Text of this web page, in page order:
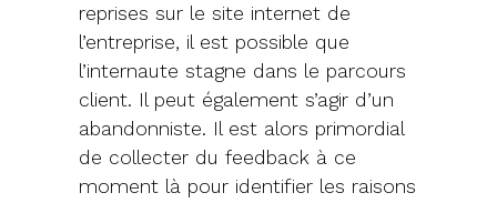
reprises sur le site internet de
l’entreprise, il est possible que
l’internaute stagne dans le parcours
client. Il peut également s’agir d’un
abandonniste. Il est alors primordial
de collecter du feedback à ce
moment là pour identifier les raisons